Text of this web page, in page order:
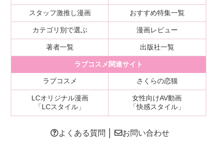
スタッフ激推し漫画 おすすめ特集一覧
カテゴリ別で選ぶ 漫画レビュー
著者一覧 出版社一覧
ラブコスメ関連サイト
ラブコスメ さくらの恋猫
LCオリジナル漫画
「LCスタイル」
女性向けAV動画
「快感スタイル」
よくある質問 お問い合わせ